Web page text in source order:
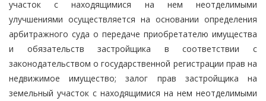
участок с находящимися на нем неотделимыми
улучшениями осуществляется на основании определения
арбитражного суда о передаче приобретателю имущества
и обязательств застройщика в соответствии с
законодательством о государственной регистрации прав на
недвижимое имущество; залог прав застройщика на
земельный участок с находящимися на нем неотделимыми